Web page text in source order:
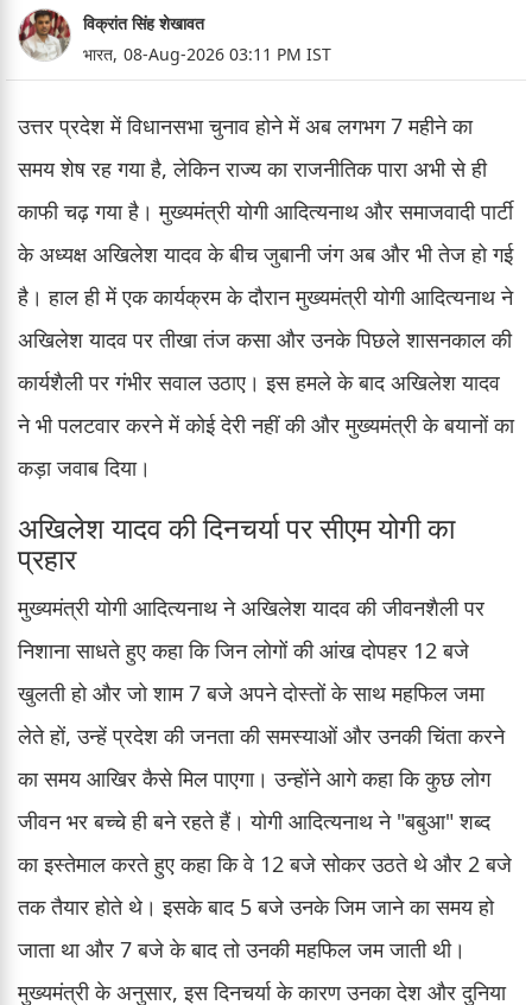
विक्रांत सिंह शेखावत
भारत, 08-Aug-2026 03:11 PM IST
उत्तर प्रदेश में विधानसभा चुनाव होने में अब लगभग 7 महीने का
समय शेष रह गया है, लेकिन राज्य का राजनीतिक पारा अभी से ही
काफी चढ़ गया है। मुख्यमंत्री योगी आदित्यनाथ और समाजवादी पार्टी
के अध्यक्ष अखिलेश यादव के बीच जुबानी जंग अब और भी तेज हो गई
है। हाल ही में एक कार्यक्रम के दौरान मुख्यमंत्री योगी आदित्यनाथ ने
अखिलेश यादव पर तीखा तंज कसा और उनके पिछले शासनकाल की
कार्यशैली पर गंभीर सवाल उठाए। इस हमले के बाद अखिलेश यादव
ने भी पलटवार करने में कोई देरी नहीं की और मुख्यमंत्री के बयानों का
कड़ा जवाब दिया।
अखिलेश यादव की दिनचर्या पर सीएम योगी का
प्रहार
मुख्यमंत्री योगी आदित्यनाथ ने अखिलेश यादव की जीवनशैली पर
निशाना साधते हुए कहा कि जिन लोगों की आंख दोपहर 12 बजे
खुलती हो और जो शाम 7 बजे अपने दोस्तों के साथ महफिल जमा
लेते हों, उन्हें प्रदेश की जनता की समस्याओं और उनकी चिंता करने
का समय आखिर कैसे मिल पाएगा। उन्होंने आगे कहा कि कुछ लोग
जीवन भर बच्चे ही बने रहते हैं। योगी आदित्यनाथ ने "बबुआ" शब्द
का इस्तेमाल करते हुए कहा कि वे 12 बजे सोकर उठते थे और 2 बजे
तक तैयार होते थे। इसके बाद 5 बजे उनके जिम जाने का समय हो
जाता था और 7 बजे के बाद तो उनकी महफिल जम जाती थी।
मुख्यमंत्री के अनुसार, इस दिनचर्या के कारण उनका देश और दुनिया